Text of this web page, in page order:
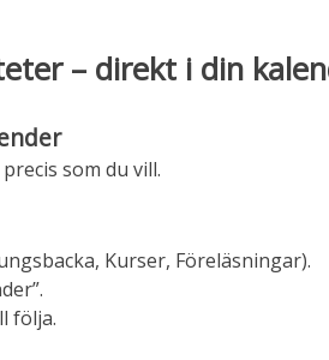
– direkt i din
som du vill.
Kurser, Föreläsningar).
följa.